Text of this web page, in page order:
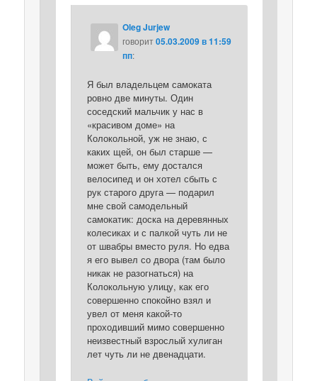
Oleg Jurjew
говорит 05.03.2009 в 11:59
пп:
Я был владельцем самоката
ровно две минуты. Один
соседский мальчик у нас в
«красивом доме» на
Колокольной, уж не знаю, с
каких щей, он был старше —
может быть, ему достался
велосипед и он хотел сбыть с
рук старого друга — подарил
мне свой самодельный
самокатик: доска на деревянных
колесиках и с палкой чуть ли не
от швабры вместо руля. Но едва
я его вывел со двора (там было
никак не разогнаться) на
Колокольную улицу, как его
совершенно спокойно взял и
увел от меня какой-то
проходивший мимо совершенно
неизвестный взрослый хулиган
лет чуть ли не двенадцати.